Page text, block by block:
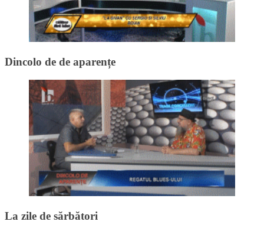
Dincolo de de aparențe
La zile de sărbători